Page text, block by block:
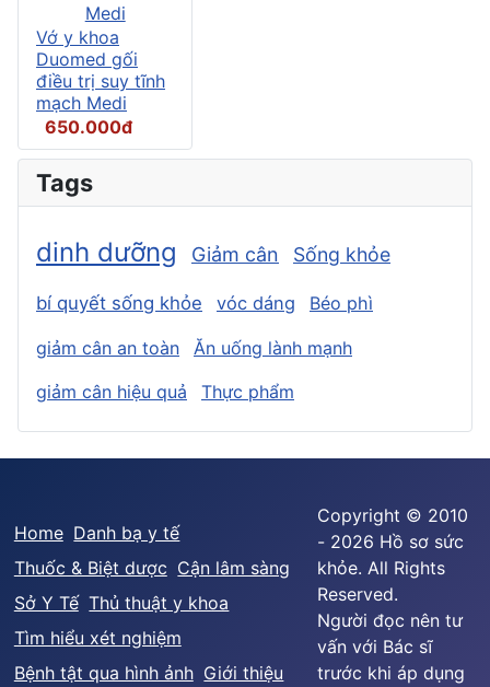
Vớ y khoa
Duomed gối
điều trị suy tĩnh
mạch Medi
650.000đ
Tags
dinh dưỡng Giảm cân Sống khỏe
bí quyết sống khỏe vóc dáng Béo phì
giảm cân an toàn
Ăn uống lành mạnh
giảm cân hiệu quả
Thực phẩm
Home Danh bạ y tế
Thuốc & Biệt dược Cận lâm sàng
Sở Y Tế Thủ thuật y khoa
Tìm hiểu xét nghiệm
Bệnh tật qua hình ảnh Giới thiệu
Copyright © 2010
- 2026 Hồ sơ sức
khỏe. All Rights
Reserved.
Người đọc nên tư
vấn với Bác sĩ
trước khi áp dụng